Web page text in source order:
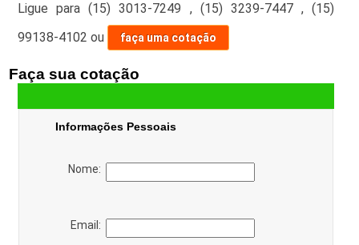
Ligue para(15) 3013-7249 , (15) 3239-7447 ,(15)
99138-4102 ou faça uma cotação
Faça sua cotação
Informações Pessoais
Nome:
Email: